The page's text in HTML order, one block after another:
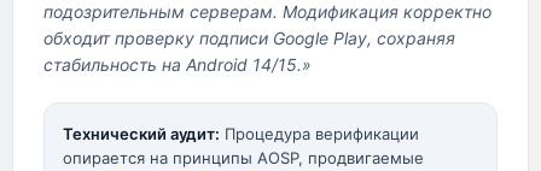
подозрительным серверам. Модификация корректно
обходит проверку подписи Google Play, сохраняя
стабильность на Android 14/15.»
Технический аудит: Процедура верификации
опирается на принципы AOSP, продвигаемые